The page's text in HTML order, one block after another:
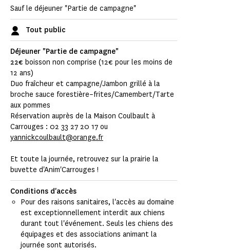
Sauf le déjeuner "Partie de campagne"
Tout public
Déjeuner "Partie de campagne"
22€ boisson non comprise (12€ pour les moins de
12 ans)
Duo fraîcheur et campagne/Jambon grillé à la
broche sauce forestière–frites/Camembert/Tarte
aux pommes
Réservation auprès de la Maison Coulbault à
Carrouges : 02 33 27 20 17 ou
yannickcoulbault@orange.fr
Et toute la journée, retrouvez sur la prairie la
buvette d'Anim'Carrouges !
Conditions d'accès
Pour des raisons sanitaires, l'accès au domaine
est exceptionnellement interdit aux chiens
durant tout l'événement. Seuls les chiens des
équipages et des associations animant la
journée sont autorisés.